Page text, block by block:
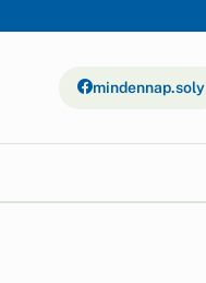
mindennap.soly